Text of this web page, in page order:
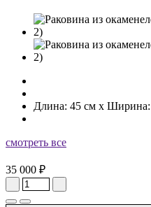
Длина: 45 см x
смотреть все
35 000 ₽